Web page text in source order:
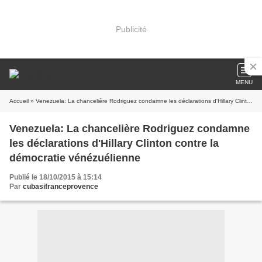
Publicité
MENU
Accueil » Venezuela: La chancelière Rodriguez condamne les déclarations d'Hillary Clinton contre la démocratie vénézuélienne
Venezuela: La chancelière Rodriguez condamne
les déclarations d'Hillary Clinton contre la
démocratie vénézuélienne
Publié le 18/10/2015 à 15:14
Par cubasifranceprovence